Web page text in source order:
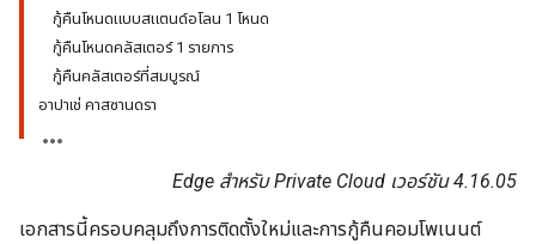
กู้คืนโหนดแบบสแตนด์อโลน 1 โหนด
กู้คืนโหนดคลัสเตอร์ 1 รายการ
กู้คืนคลัสเตอร์ที่สมบูรณ์
อาปาเช่ คาสซานดรา
Edge สำหรับ Private Cloud เวอร์ชัน 4.16.05
เอกสารนี้ครอบคลุมถึงการติดตั้งใหม่และการกู้คืนคอมโพเนนต์